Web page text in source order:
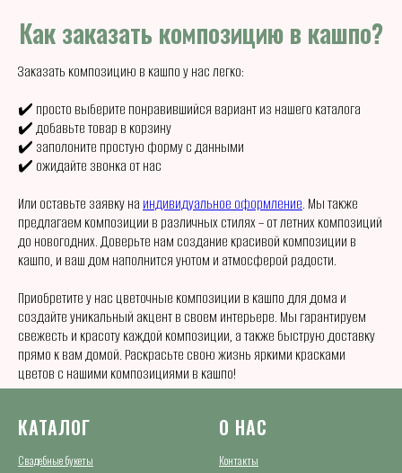
Как заказать композицию в кашпо?
Заказать композицию в кашпо у нас легко:
✔️ просто выберите понравившийся вариант из нашего каталога
✔️ добавьте товар в корзину
✔️ заполоните простую форму с данными
✔️ ожидайте звонка от нас
Или оставьте заявку на индивидуальное оформление. Мы также
предлагаем композиции в различных стилях – от летних композиций
до новогодних. Доверьте нам создание красивой композиции в
кашпо, и ваш дом наполнится уютом и атмосферой радости.
Приобретите у нас цветочные композиции в кашпо для дома и
создайте уникальный акцент в своем интерьере. Мы гарантируем
свежесть и красоту каждой композиции, а также быструю доставку
прямо к вам домой. Раскрасьте свою жизнь яркими красками
цветов с нашими композициями в кашпо!
КАТАЛОГ
Свадебные букеты
О НАС
Контакты